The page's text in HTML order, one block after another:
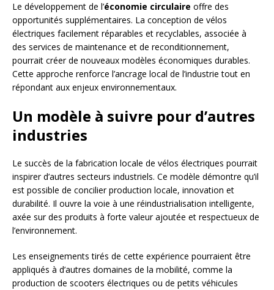
Le développement de l’économie circulaire offre des
opportunités supplémentaires. La conception de vélos
électriques facilement réparables et recyclables, associée à
des services de maintenance et de reconditionnement,
pourrait créer de nouveaux modèles économiques durables.
Cette approche renforce l’ancrage local de l’industrie tout en
répondant aux enjeux environnementaux.
Un modèle à suivre pour d’autres
industries
Le succès de la fabrication locale de vélos électriques pourrait
inspirer d’autres secteurs industriels. Ce modèle démontre qu’il
est possible de concilier production locale, innovation et
durabilité. Il ouvre la voie à une réindustrialisation intelligente,
axée sur des produits à forte valeur ajoutée et respectueux de
l’environnement.
Les enseignements tirés de cette expérience pourraient être
appliqués à d’autres domaines de la mobilité, comme la
production de scooters électriques ou de petits véhicules